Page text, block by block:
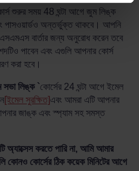
শুরুর সময় 48 ঘন্টা আগে জুম লিঙ্ক
অন্তর্ভুক্ত থাকবে। আপনি
বার্তার জন্য অনুরোধ করেন তবে
পাবেন এবং এগুলি আপনার কোর্স
করা হবে।
সভা লিঙ্ক `কোর্সের 24 ঘন্টা আগে ইমেল
[ইমেল সুরক্ষিত]এবং আমরা এটি আপনার
জাঙ্ক এবং স্প্যাম সহ সমস্ত
অ্যাক্সেস করতে পারি না, আমি আমার
কোনও কোর্সের ঠিক কয়েক মিনিটের আগে